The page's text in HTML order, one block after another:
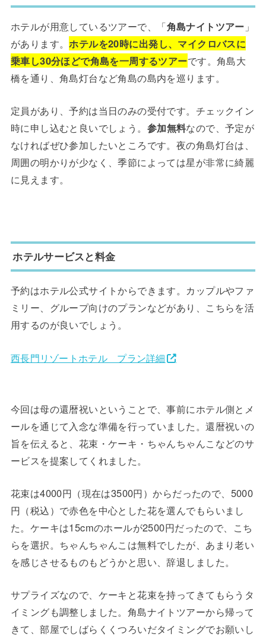
ホテルが用意しているツアーで、「角島ナイトツアー 」
があります。ホテルを20時に出発し、マイクロバスに
乗車し30分ほどで角島を一周するツアーです。角島大
橋を通り、角島灯台など角島の島内を巡ります。
定員があり、予約は当日のみの受付です。チェックイン
時に申し込むと良いでしょう。 参加無料なので、予定が
なければぜひ参加したいところです。夜の角島灯台は、
周囲の明かりが少なく、季節によっては星が非常に綺麗
に見えます。
ホテルサービスと料金
予約はホテル公式サイトからできます。カップルやファ
ミリー、グループ向けのプランなどがあり、こちらを活
用するのが良いでしょう。
西長門リゾートホテル プラン詳細
今回は母の還暦祝いということで、事前にホテル側とメ
ールを通じて入念な準備を行っていました。還暦祝いの
旨を伝えると、花束・ケーキ・ちゃんちゃんこなどのサ
ービスを提案してくれました。
花束は4000円（現在は3500円）からだったので、5000
円（税込）で赤色を中心とした花を選んでもらいまし
た。ケーキは15cmのホールが2500円だったので、こち
らを選択。ちゃんちゃんこは無料でしたが、あまり老い
を感じさせるものもどうかと思い、辞退しました。
サプライズなので、ケーキと花束を持ってきてもらうタ
イミングも調整しました。角島ナイトツアーから帰って
きて、部屋でしばらくくつろいだタイミングでお願いし